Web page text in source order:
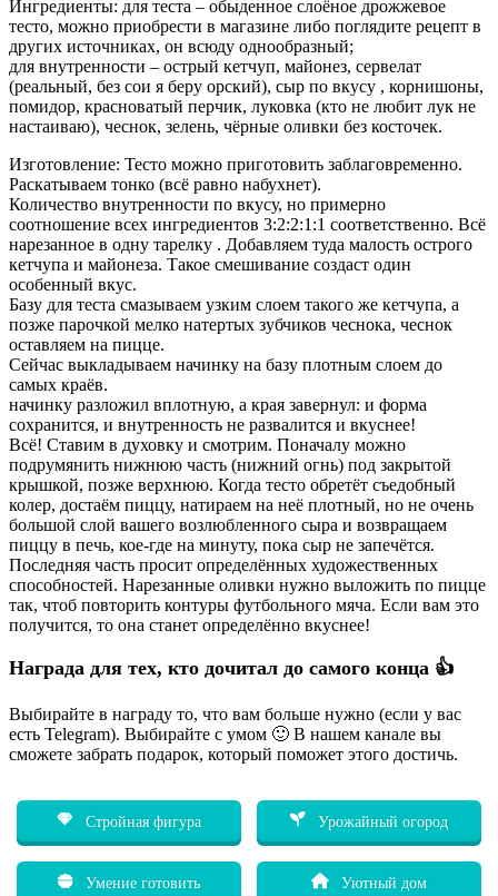
Ингредиенты: для теста – обыденное слоёное дрожжевое
тесто, можно приобрести в магазине либо поглядите рецепт в
других источниках, он всюду однообразный;
для внутренности – острый кетчуп, майонез, сервелат
(реальный, без сои я беру орский), сыр по вкусу , корнишоны,
помидор, красноватый перчик, луковка (кто не любит лук не
настаиваю), чеснок, зелень, чёрные оливки без косточек.
Изготовление: Тесто можно приготовить заблаговременно.
Раскатываем тонко (всё равно набухнет).
Количество внутренности по вкусу, но примерно
соотношение всех ингредиентов 3:2:2:1:1 соответственно. Всё
нарезанное в одну тарелку . Добавляем туда малость острого
кетчупа и майонеза. Такое смешивание создаст один
особенный вкус.
Базу для теста смазываем узким слоем такого же кетчупа, а
позже парочкой мелко натертых зубчиков чеснока, чеснок
оставляем на пицце.
Сейчас выкладываем начинку на базу плотным слоем до
самых краёв.
начинку разложил вплотную, а края завернул: и форма
сохранится, и внутренность не развалится и вкуснее!
Всё! Ставим в духовку и смотрим. Поначалу можно
подрумянить нижнюю часть (нижний огнь) под закрытой
крышкой, позже верхнюю. Когда тесто обретёт съедобный
колер, достаём пиццу, натираем на неё плотный, но не очень
большой слой вашего возлюбленного сыра и возвращаем
пиццу в печь, кое-где на минуту, пока сыр не запечётся.
Последняя часть просит определённых художественных
способностей. Нарезанные оливки нужно выложить по пицце
так, чтоб повторить контуры футбольного мяча. Если вам это
получится, то она станет определённо вкуснее!
Награда для тех, кто дочитал до самого конца 👍
Выбирайте в награду то, что вам больше нужно (если у вас
есть Telegram). Выбирайте с умом 🙂 В нашем канале вы
сможете забрать подарок, который поможет этого достичь.
Стройная фигура Урожайный огород
Умение готовить Уютный дом